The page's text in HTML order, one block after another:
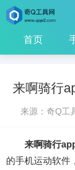
首页
来啊骑行
来源：奇Q工
来啊骑行
的手机运动软件